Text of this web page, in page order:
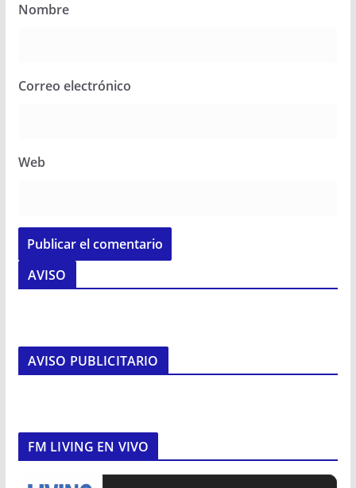
Nombre
Correo electrónico
Web
AVISO
AVISO PUBLICITARIO
FM LIVING EN VIVO